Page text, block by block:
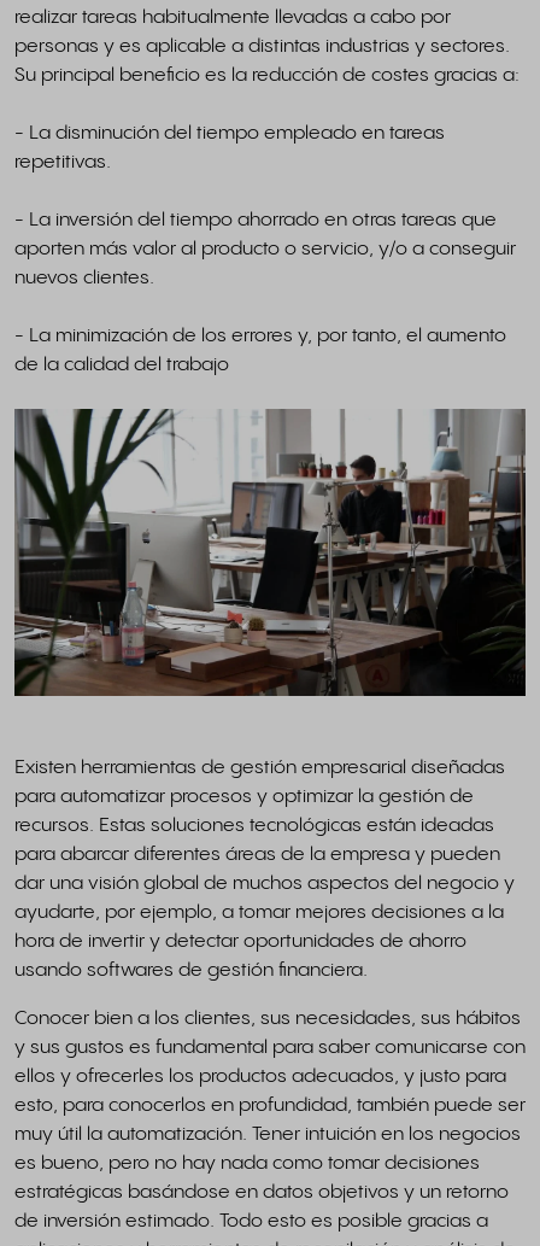
realizar tareas habitualmente llevadas a cabo por
personas y es aplicable a distintas industrias y sectores.
Su principal beneficio es la reducción de costes gracias a:
- La disminución del tiempo empleado en tareas
repetitivas.
- La inversión del tiempo ahorrado en otras tareas que
aporten más valor al producto o servicio, y/o a conseguir
nuevos clientes.
- La minimización de los errores y, por tanto, el aumento
de la calidad del trabajo
Existen herramientas de gestión empresarial diseñadas
para automatizar procesos y optimizar la gestión de
recursos. Estas soluciones tecnológicas están ideadas
para abarcar diferentes áreas de la empresa y pueden
dar una visión global de muchos aspectos del negocio y
ayudarte, por ejemplo, a tomar mejores decisiones a la
hora de invertir y detectar oportunidades de ahorro
usando softwares de gestión financiera.
Conocer bien a los clientes, sus necesidades, sus hábitos
y sus gustos es fundamental para saber comunicarse con
ellos y ofrecerles los productos adecuados, y justo para
esto, para conocerlos en profundidad, también puede ser
muy útil la automatización. Tener intuición en los negocios
es bueno, pero no hay nada como tomar decisiones
estratégicas basándose en datos objetivos y un retorno
de inversión estimado. Todo esto es posible gracias a